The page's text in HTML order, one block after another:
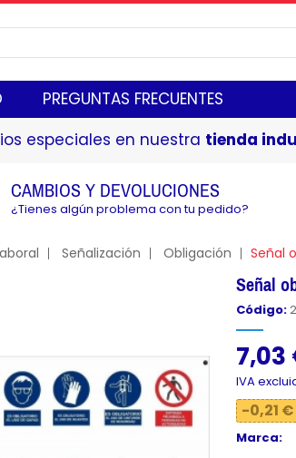
PREGUNTAS FRECUENTES
especiales en nuestra tienda
CAMBIOS Y DEVOLUCIONES
¿Tienes algún problema con tu pedido?
Señalización Obligación Señal
Señal
Código:
7,03
IVA
-0,21 €
Marca: